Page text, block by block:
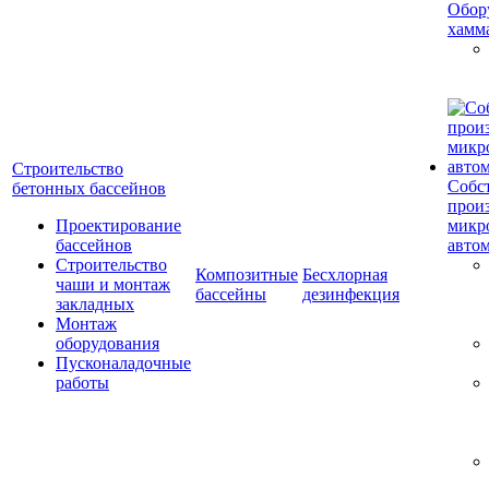
Строительство
бетонных бассейнов
Проектирование
бассейнов
Строительство
чаши и монтаж
закладных
Монтаж
оборудования
Пусконаладочные
работы
Композитные
бассейны
Бесхлорная
дезинфекция